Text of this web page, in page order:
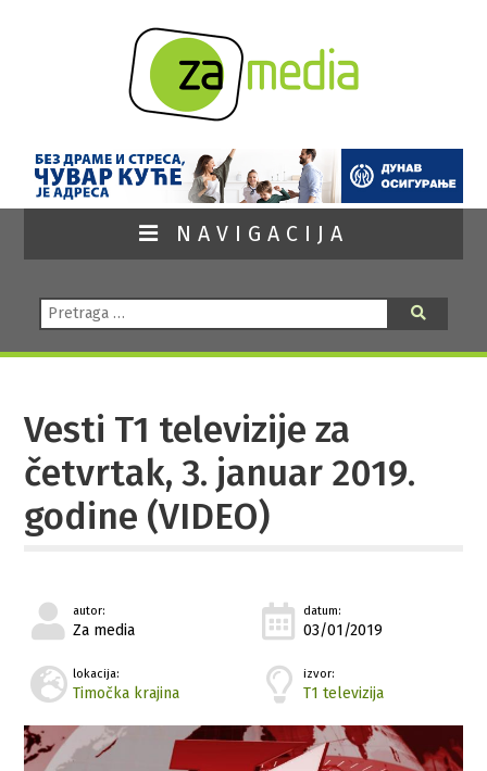
NAVIGACIJA
Pretraga:
Vesti T1 televizije za
četvrtak, 3. januar 2019.
godine (VIDEO)
autor:
Za media
datum:
03/01/2019
lokacija:
Timočka krajina
izvor:
T1 televizija